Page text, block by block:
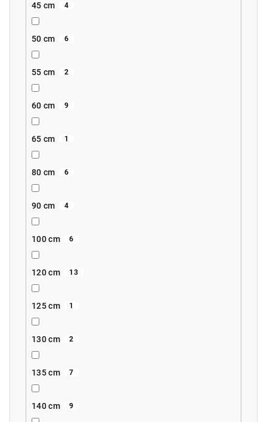
45 cm 4
50 cm 6
55 cm 2
60 cm 9
65 cm 1
80 cm 6
90 cm 4
100 cm 6
120 cm 13
125 cm 1
130 cm 2
135 cm 7
140 cm 9